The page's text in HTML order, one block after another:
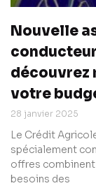
Nouvelle
découvrez
votre
28 janvier 2025
Le Crédit
spécialement
offres
besoins des